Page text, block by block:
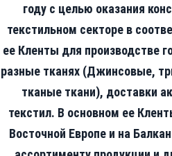
году с целью оказания
текстильном секторе в
ее Кленты для производстве
разные тканях (Джинсовые,
тканые ткани), доставки
текстил. В основном ее
Восточной Европе и на